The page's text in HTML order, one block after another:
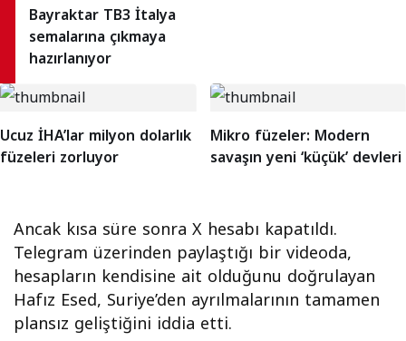
Bayraktar TB3 İtalya
semalarına çıkmaya
hazırlanıyor
Ucuz İHA’lar milyon dolarlık
füzeleri zorluyor
Mikro füzeler: Modern
savaşın yeni ‘küçük’ devleri
Ancak kısa süre sonra X hesabı kapatıldı.
Telegram üzerinden paylaştığı bir videoda,
hesapların kendisine ait olduğunu doğrulayan
Hafız Esed, Suriye’den ayrılmalarının tamamen
plansız geliştiğini iddia etti.